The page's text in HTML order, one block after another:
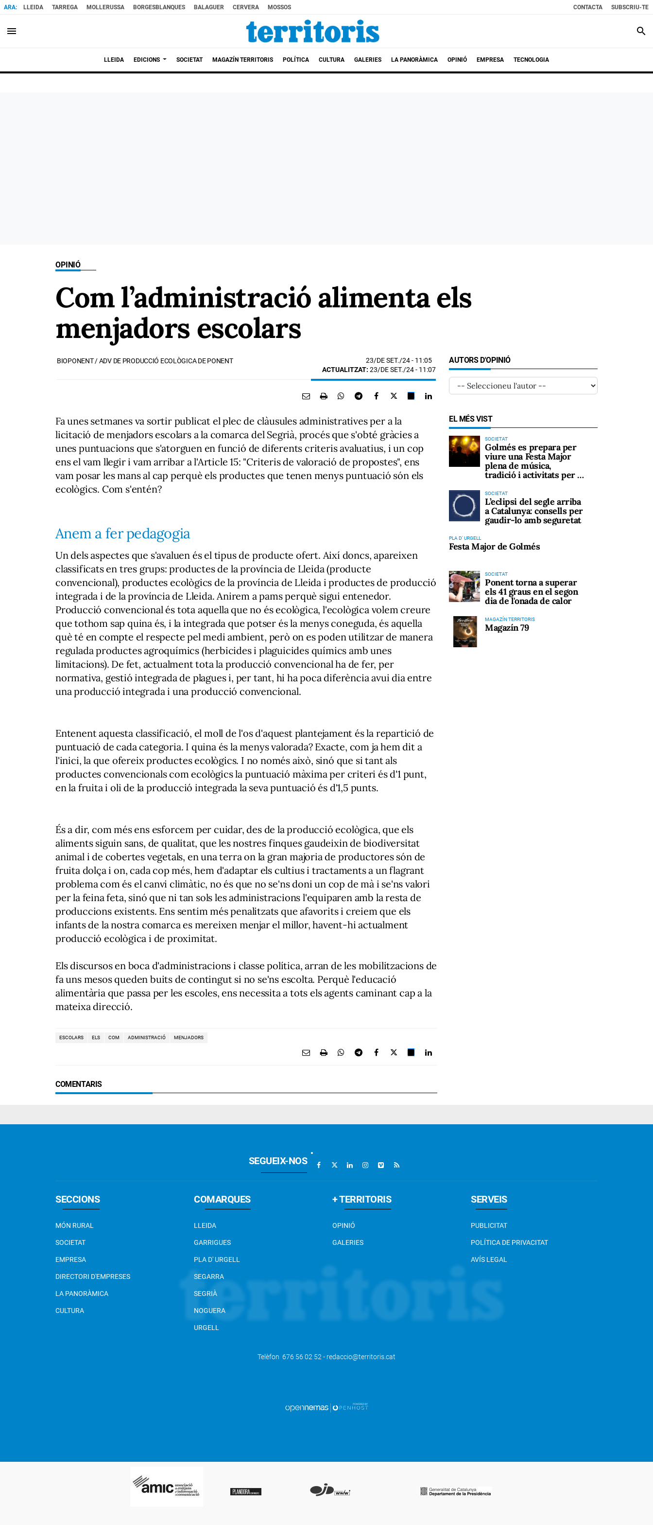
LLEIDA TARREGA MOLLERUSSA BORGESBLANQUES BALAGUER CERVERA MOSSOS CONTACTA SUBSCRIU-TE
menu search
LLEIDA EDICIONS SOCIETAT MAGAZÍN TERRITORIS POLÍTICA CULTURA GALERIES LA PANORÀMICA OPINIÓ EMPRESA TECNOLOGIA
OPINIÓ
Com l’administració alimenta els
menjadors escolars
BIOPONENT / ADV DE PRODUCCIÓ ECOLÒGICA DE PONENT 23/DE SET./24- 11:05
ACTUALITZAT: 23/DE SET./24 - 11:07
Fa unes setmanes va sortir publicat el plec de clàusules administratives per a la
licitació de menjadors escolars a la comarca del Segrià, procés que s'obté gràcies a
unes puntuacions que s'atorguen en funció de diferents criteris avaluatius, i un cop
ens el vam llegir i vam arribar a l'Article 15: "Criteris de valoració de propostes", ens
vam posar les mans al cap perquè els productes que tenen menys puntuació són els
ecològics. Com s'entén?
Anem a fer pedagogia
Un dels aspectes que s'avaluen és el tipus de producte ofert. Així doncs, apareixen
classificats en tres grups: productes de la província de Lleida (producte
convencional), productes ecològics de la província de Lleida i productes de producció
integrada i de la província de Lleida. Anirem a pams perquè sigui entenedor.
Producció convencional és tota aquella que no és ecològica, l'ecològica volem creure
que tothom sap quina és, i la integrada que potser és la menys coneguda, és aquella
què té en compte el respecte pel medi ambient, però on es poden utilitzar de manera
regulada productes agroquímics (herbicides i plaguicides químics amb unes
limitacions). De fet, actualment tota la producció convencional ha de fer, per
normativa, gestió integrada de plagues i, per tant, hi ha poca diferència avui dia entre
una producció integrada i una producció convencional.
Entenent aquesta classificació, el moll de l'os d'aquest plantejament és la repartició de
puntuació de cada categoria. I quina és la menys valorada? Exacte, com ja hem dit a
l'inici, la que ofereix productes ecològics. I no només això, sinó que si tant als
productes convencionals com ecològics la puntuació màxima per criteri és d'1 punt,
en la fruita i oli de la producció integrada la seva puntuació és d'1,5 punts.
És a dir, com més ens esforcem per cuidar, des de la producció ecològica, que els
aliments siguin sans, de qualitat, que les nostres finques gaudeixin de biodiversitat
animal i de cobertes vegetals, en una terra on la gran majoria de productores són de
fruita dolça i on, cada cop més, hem d'adaptar els cultius i tractaments a un flagrant
problema com és el canvi climàtic, no és que no se'ns doni un cop de mà i se'ns valori
per la feina feta, sinó que ni tan sols les administracions l'equiparen amb la resta de
produccions existents. Ens sentim més penalitzats que afavorits i creiem que els
infants de la nostra comarca es mereixen menjar el millor, havent-hi actualment
producció ecològica i de proximitat.
Els discursos en boca d'administracions i classe política, arran de les mobilitzacions de
fa uns mesos queden buits de contingut si no se'ns escolta. Perquè l'educació
alimentària que passa per les escoles, ens necessita a tots els agents caminant cap a la
mateixa direcció.
ESCOLARS ELS COM ADMINISTRACIÓ MENJADORS
COMENTARIS
AUTORS D'OPINIÓ
EL MÉS VIST
SOCIETAT
Golmés es prepara per
viure una Festa Major
plena de música,
tradició i activitats per a
SOCIETAT
L’eclipsi del segle arriba
a Catalunya: consells per
gaudir-lo amb seguretat
PLA D' URGELL
Festa Major de Golmés
SOCIETAT
Ponent torna a superar
els 41 graus en el segon
dia de l'onada de calor
MAGAZÍN TERRITORIS
Magazín 79
SEGUEIX-NOS
SECCIONS
MÓN RURAL
SOCIETAT
EMPRESA
DIRECTORI D'EMPRESES
LA PANORÀMICA
CULTURA
COMARQUES
LLEIDA
GARRIGUES
PLA D' URGELL
SEGARRA
SEGRIÀ
NOGUERA
URGELL
+ TERRITORIS
OPINIÓ
GALERIES
SERVEIS
PUBLICITAT
POLÍTICA DE PRIVACITAT
AVÍS LEGAL
Telèfon 676 56 02 52 - redaccio@territoris.cat